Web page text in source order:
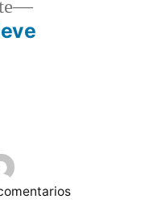
Entrada
siguiente: